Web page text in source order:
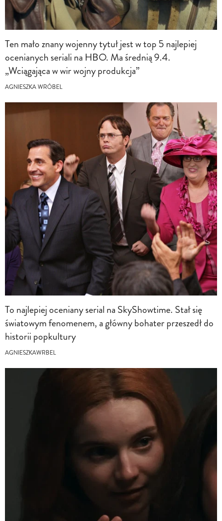
Ten mało znany wojenny tytuł jest w top 5 najlepiej
ocenianych seriali na HBO. Ma średnią 9.4.
„Wciągająca w wir wojny produkcja”
AGNIESZKA WRÓBEL
To najlepiej oceniany serial na SkyShowtime. Stał się
światowym fenomenem, a główny bohater przeszedł do
historii popkultury
AGNIESZKAWRBEL